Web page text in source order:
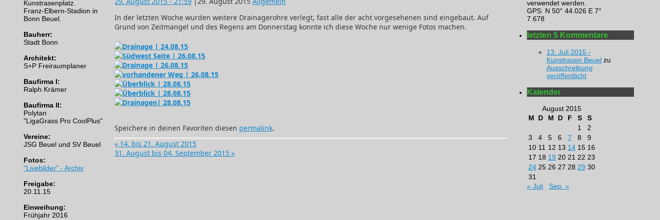
In der letzten Woche wurden weitere Drainagerohre verlegt, fast alle der acht vorgesehenen sind eingebaut. Auf
Grund von Zeitmangel und des Regens am Donnerstag konnte ich diese Woche nur wenige Fotos machen.
Speichere in deinen Favoriten diesen permalink.
« 14. bis 21. August 2015
31. August bis 04. September 2015 »
Kunstrasenplatz.
Franz-Elbern-Stadion in
Bonn Beuel.
Bauherr:
Stadt Bonn
Architekt:
S+P Freiraumplaner
Baufirma I:
Ralph Krämer
Baufirma II:
Polytan
"LigaGrass Pro CoolPlus"
Vereine:
JSG Beuel und SV Beuel
Fotos:
"Livebilder" - Archiv
Freigabe:
20.11.15
Einweihung:
Frühjahr 2016
verwendet werden.
GPS: N 50° 44.026 E 7°
7.678
letzten 5 Kommentare
13. Juli 2015 -
Kunstrasen Beuel zu
Ausschreibung
veröffentlicht
Kalender
August 2015
M
D M D F S
S
1
2
3
4 5 6 7 8
9
10 11 12 13 14 15 16
17 18 19 20 21 22 23
24 25 26 27 28 29 30
31
« Juli
Sep. »